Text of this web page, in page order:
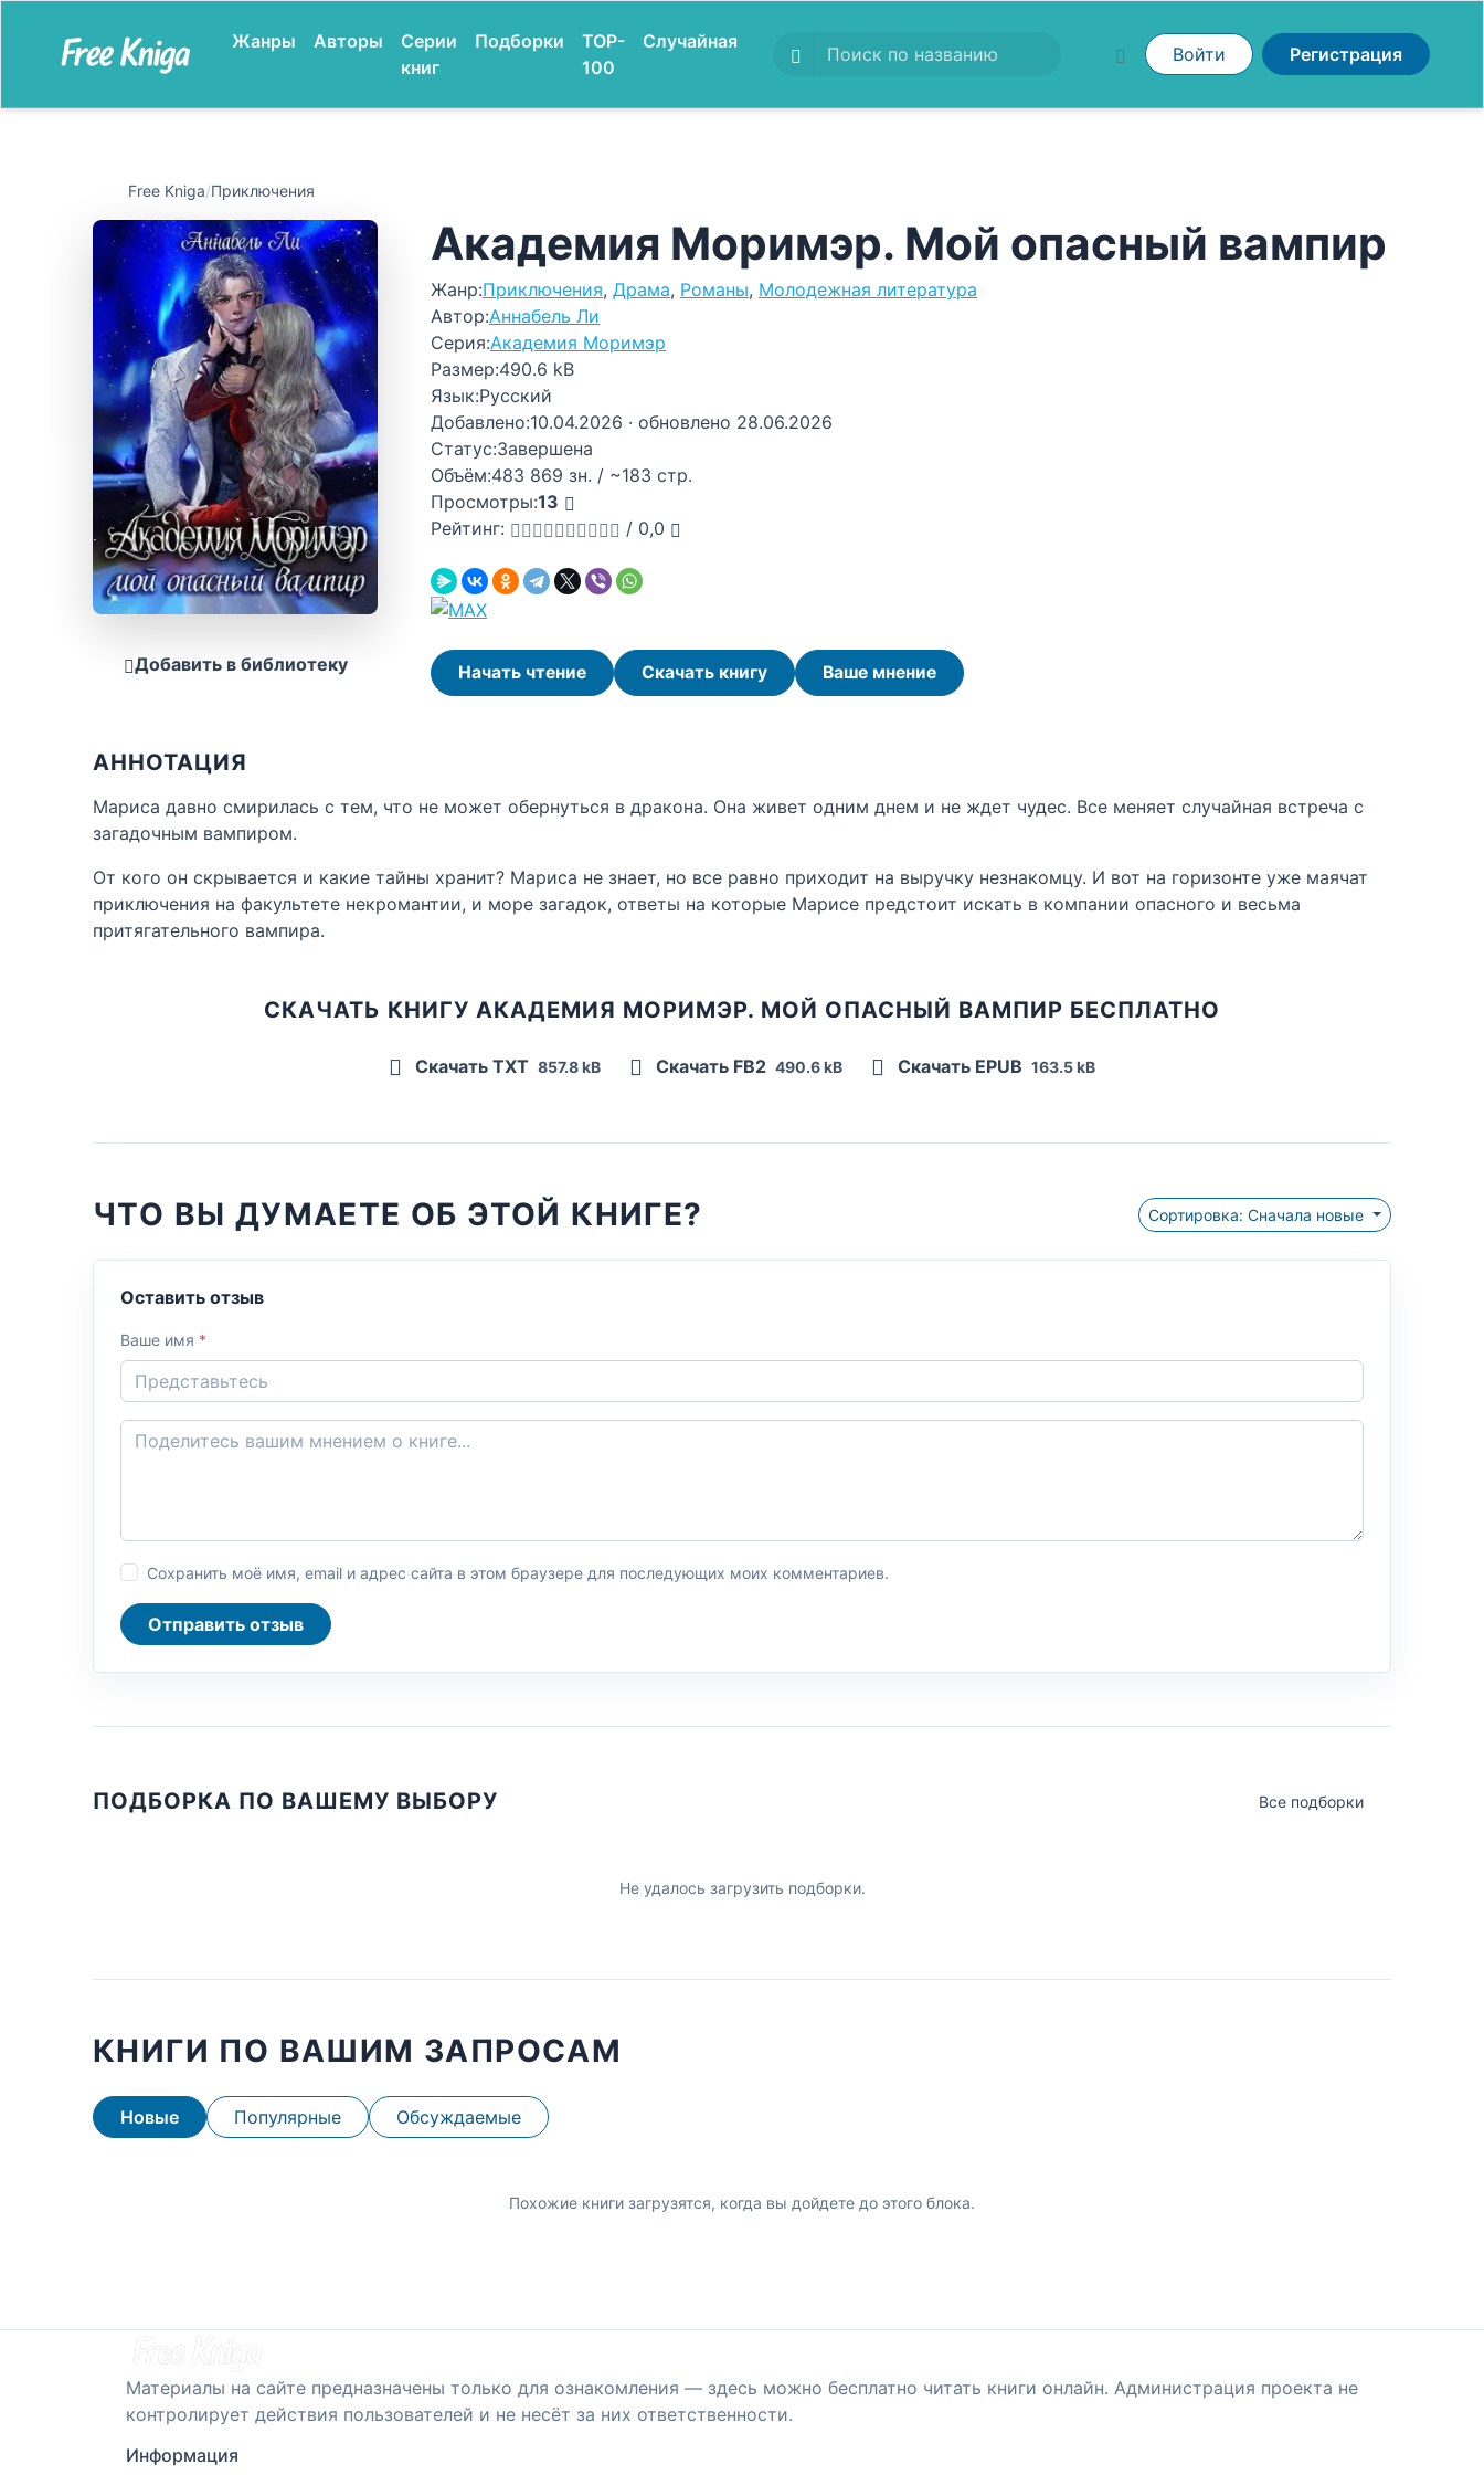
Жанры Авторы
Серии
книг
Подборки
TOP-
100
Случайная
Войти Регистрация
Free Kniga/Приключения
Добавить в библиотеку
Академия Моримэр. Мой опасный вампир
Жанр:Приключения, Драма, Романы, Молодежная литература
Автор:Аннабель Ли
Серия:Академия Моримэр
Размер:490.6 kB
Язык:Русский
Добавлено:10.04.2026 · обновлено 28.06.2026
Статус:Завершена
Объём:483 869 зн. / ~183 стр.
Просмотры:13
Рейтинг:
/ 0,0
Начать чтение Скачать книгу Ваше мнение
АННОТАЦИЯ
Мариса давно смирилась с тем, что не может обернуться в дракона. Она живет одним днем и не ждет чудес. Все меняет случайная встреча с
загадочным вампиром.
От кого он скрывается и какие тайны хранит? Мариса не знает, но все равно приходит на выручку незнакомцу. И вот на горизонте уже маячат
приключения на факультете некромантии, и море загадок, ответы на которые Марисе предстоит искать в компании опасного и весьма
притягательного вампира.
СКАЧАТЬ КНИГУ АКАДЕМИЯ МОРИМЭР. МОЙ ОПАСНЫЙ ВАМПИР БЕСПЛАТНО
Скачать TXT 857.8 kB Скачать FB2 490.6 kB Скачать EPUB 163.5 kB
ЧТО ВЫ ДУМАЕТЕ ОБ ЭТОЙ КНИГЕ? Сортировка: Сначала новые
Оставить отзыв
Ваше имя *
Сохранить моё имя, email и адрес сайта в этом браузере для последующих моих комментариев.
Отправить отзыв
ПОДБОРКА ПО ВАШЕМУ ВЫБОРУ Все подборки
Не удалось загрузить подборки.
КНИГИ ПО ВАШИМ ЗАПРОСАМ
Новые Популярные Обсуждаемые
Похожие книги загрузятся, когда вы дойдете до этого блока.
Материалы на сайте предназначены только для ознакомления — здесь можно бесплатно читать книги онлайн. Администрация проекта не
контролирует действия пользователей и не несёт за них ответственности.
Информация